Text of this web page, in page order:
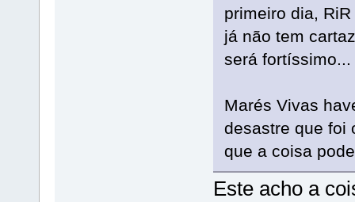
primeiro dia,
já não tem
será
Marés Vivas
desastre que foi
que a coisa
Este acho a